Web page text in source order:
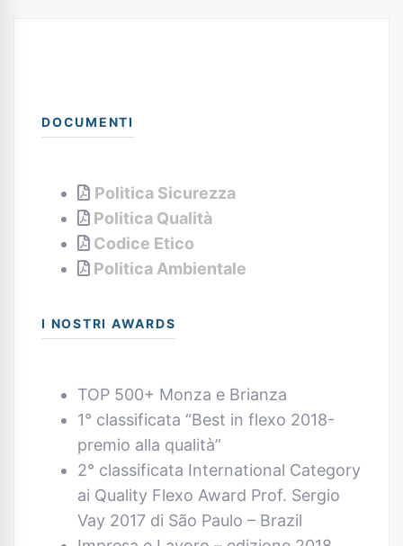
DOCUMENTI
Politica Sicurezza
Politica Qualità
Codice Etico
Politica Ambientale
I NOSTRI AWARDS
TOP 500+ Monza e Brianza
1° classificata “Best in flexo 2018-
premio alla qualità”
2° classificata International Category
ai Quality Flexo Award Prof. Sergio
Vay 2017 di São Paulo – Brazil